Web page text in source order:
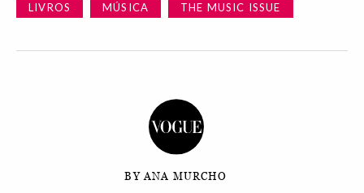
LIVROS
MÚSICA THE MUSIC ISSUE
BY ANA MURCHO